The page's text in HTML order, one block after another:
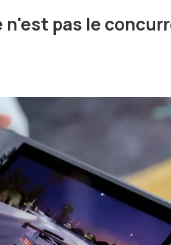
n'est pas le